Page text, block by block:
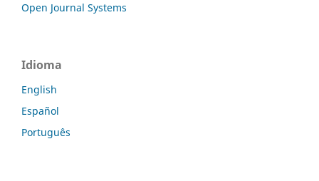
Open Journal Systems
Idioma
English
Español
Português